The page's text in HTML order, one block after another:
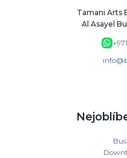
Tamani Arts
Al Asayel